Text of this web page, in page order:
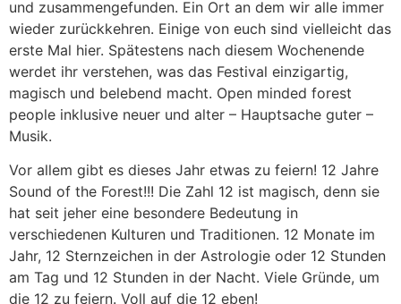
und zusammengefunden. Ein Ort an dem wir alle immer
wieder zurückkehren. Einige von euch sind vielleicht das
erste Mal hier. Spätestens nach diesem Wochenende
werdet ihr verstehen, was das Festival einzigartig,
magisch und belebend macht. Open minded forest
people inklusive neuer und alter – Hauptsache guter –
Musik.
Vor allem gibt es dieses Jahr etwas zu feiern! 12 Jahre
Sound of the Forest!!! Die Zahl 12 ist magisch, denn sie
hat seit jeher eine besondere Bedeutung in
verschiedenen Kulturen und Traditionen. 12 Monate im
Jahr, 12 Sternzeichen in der Astrologie oder 12 Stunden
am Tag und 12 Stunden in der Nacht. Viele Gründe, um
die 12 zu feiern. Voll auf die 12 eben!